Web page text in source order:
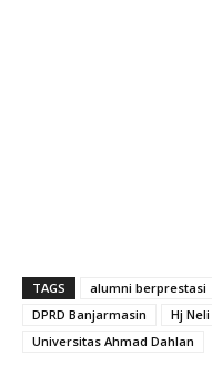
TAGS alumni berprestasi
DPRD Banjarmasin
Hj
Universitas Ahmad Dahlan